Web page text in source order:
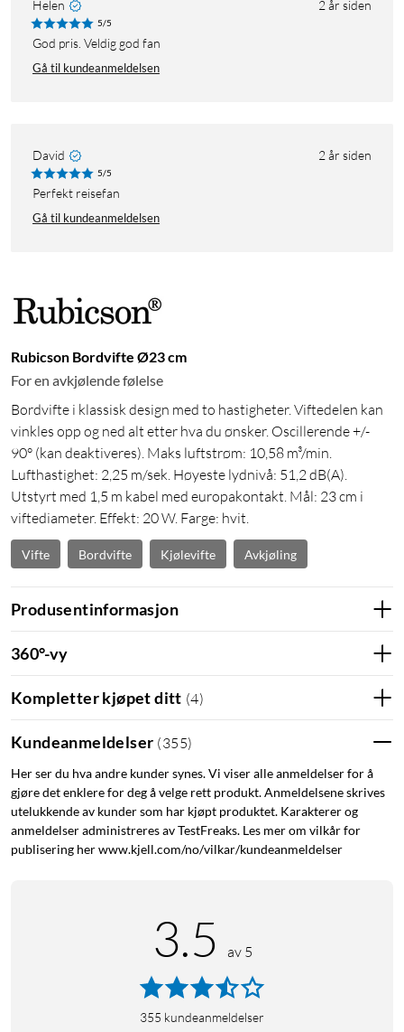
Helen 2 år siden
5/5
God pris. Veldig god fan
Gå til kundeanmeldelsen
David 2 år siden
5/5
Perfekt reisefan
Gå til kundeanmeldelsen
Rubicson Bordvifte Ø23 cm
For en avkjølende følelse
Bordvifte i klassisk design med to hastigheter. Viftedelen kan
vinkles opp og ned alt etter hva du ønsker. Oscillerende +/-
90° (kan deaktiveres). Maks luftstrøm: 10,58 m³/min.
Lufthastighet: 2,25 m/sek. Høyeste lydnivå: 51,2 dB(A).
Utstyrt med 1,5 m kabel med europakontakt. Mål: 23 cm i
viftediameter. Effekt: 20 W. Farge: hvit.
Vifte Bordvifte Kjølevifte Avkjøling
Produsentinformasjon
360°-vy
Kompletter kjøpet ditt (4)
Kundeanmeldelser (355)
Her ser du hva andre kunder synes. Vi viser alle anmeldelser for å
gjøre det enklere for deg å velge rett produkt. Anmeldelsene skrives
utelukkende av kunder som har kjøpt produktet. Karakterer og
anmeldelser administreres av TestFreaks. Les mer om vilkår for
publisering her www.kjell.com/no/vilkar/kundeanmeldelser
3.5 av 5
355 kundeanmeldelser